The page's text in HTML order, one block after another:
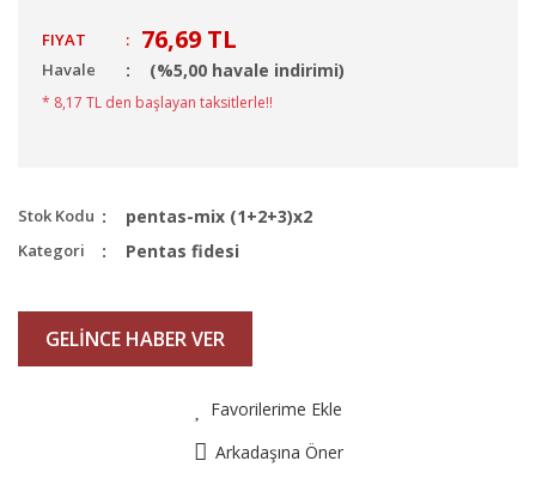
FIYAT : 76,69 TL
Havale (%5,00 havale indirimi)
* 8,17 TL den başlayan taksitlerle!!
Stok Kodu pentas-mix (1+2+3)x2
Kategori Pentas fidesi
GELİNCE HABER VER
Favorilerime Ekle
Arkadaşına Öner